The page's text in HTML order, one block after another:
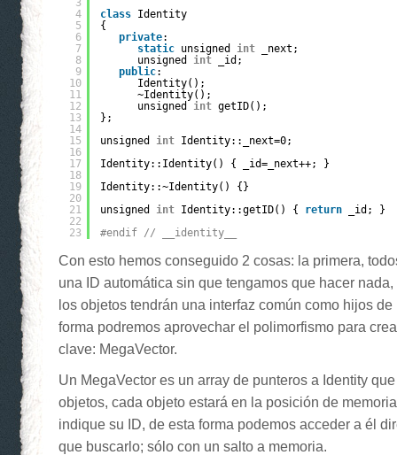
3
4
5
6
7
8
9
10
11
12
13
14
15
16
17
18
19
20
21
22
23
class Identity
{
private:
static unsigned int
_next;
unsigned int
_id;
public:
Identity();
~Identity();
unsigned int getID();
};
unsigned int Identity::_next=0;
Identity::Identity() { _id=_next++; }
Identity::~Identity() {}
unsigned int Identity::getID() { return
_id; }
#endif // __identity__
Con esto hemos conseguido 2 cosas: la primera,
una ID automática sin que tengamos que hacer
los objetos tendrán una interfaz común como hijos de
forma podremos aprovechar el polimorfismo para
clave: MegaVector.
Un MegaVector es un array de punteros a Identity
objetos, cada objeto estará en la posición de
indique su ID, de esta forma podemos acceder a él
que buscarlo; sólo con un salto a memoria.